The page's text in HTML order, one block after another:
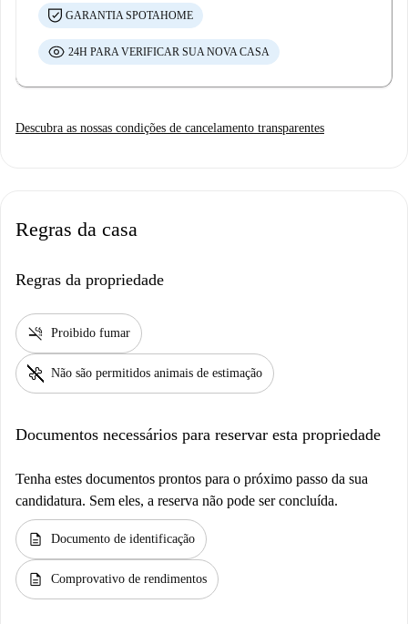
GARANTIA SPOTAHOME
24H PARA VERIFICAR SUA NOVA CASA
Descubra as nossas condições de cancelamento transparentes
Regras da casa
Regras da propriedade
smoke_free Proibido fumar
pet_supplies Não são permitidos animais de estimação
Documentos necessários para reservar esta propriedade
Tenha estes documentos prontos para o próximo passo da sua
candidatura. Sem eles, a reserva não pode ser concluída.
description Documento de identificação
description Comprovativo de rendimentos